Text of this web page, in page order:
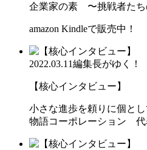
企業家の素 〜挑戦者たち
amazon Kindleで販売中！
2022.03.11編集長がゆく！
【核心インタビュー】
小さな進歩を頼りに個と
物語コーポレーション